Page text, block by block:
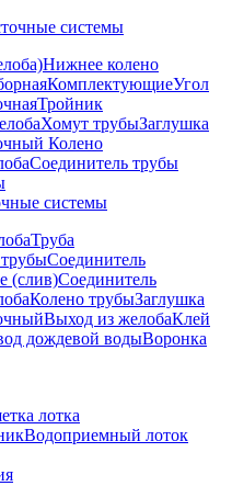
системы
Нижнее колено
КомплектующиеУгол
Тройник
Хомут трубыЗаглушка
Колено
Соединитель трубы
системы
Труба
Соединитель
(слив)Соединитель
Колено трубыЗаглушка
Выход из желобаКлей
дождевой водыВоронка
лотка
Водоприемный лоток